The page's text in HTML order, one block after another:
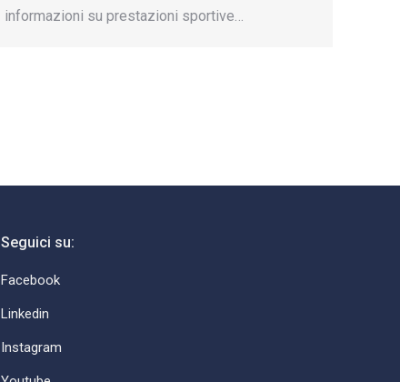
informazioni su prestazioni sportive…
Seguici su:
Facebook
Linkedin
Instagram